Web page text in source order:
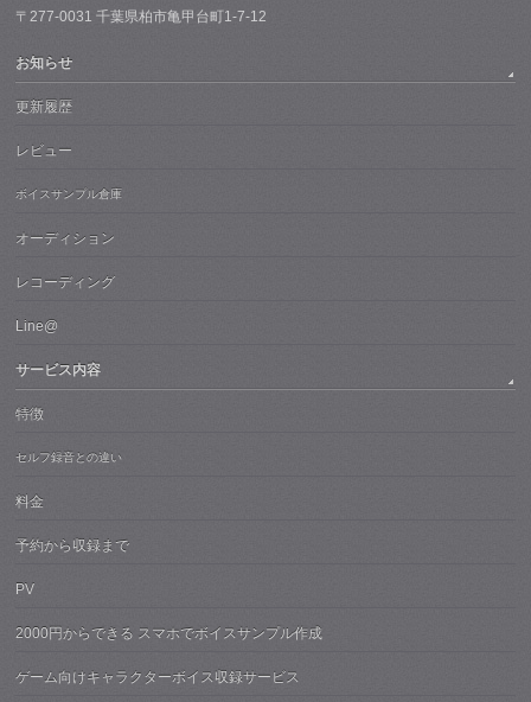
〒277-0031 千葉県柏市亀甲台町1-7-12
お知らせ
更新履歴
レビュー
ボイスサンプル倉庫
オーディション
レコーディング
Line@
サービス内容
特徴
セルフ録音との違い
料金
予約から収録まで
PV
2000円からできる スマホでボイスサンプル作成
ゲーム向けキャラクターボイス収録サービス